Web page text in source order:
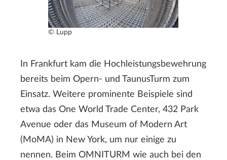
© Lupp
In Frankfurt kam die Hochleistungsbewehrung
bereits beim Opern- und TaunusTurm zum
Einsatz. Weitere prominente Beispiele sind
etwa das One World Trade Center, 432 Park
Avenue oder das Museum of Modern Art
(MoMA) in New York, um nur einige zu
nennen. Beim OMNITURM wie auch bei den